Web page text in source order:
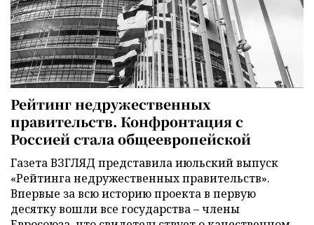
Рейтинг недружественных
правительств. Конфронтация с
Россией стала общеевропейской
Газета ВЗГЛЯД представила июльский выпуск
«Рейтинга недружественных правительств».
Впервые за всю историю проекта в первую
десятку вошли все государства – члены